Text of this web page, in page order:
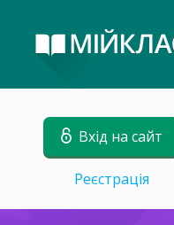
Вхід на сайт
Реєстрація